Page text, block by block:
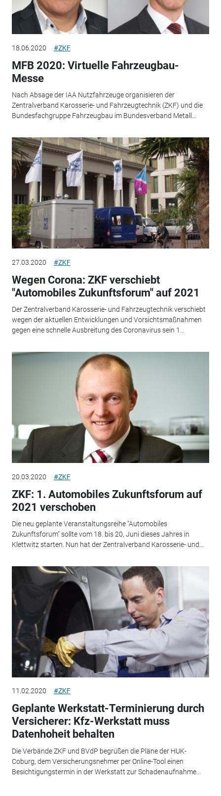
18.06.2020 #ZKF
MFB 2020: Virtuelle Fahrzeugbau-
Messe
Nach Absage der IAA Nutzfahrzeuge organisieren der
Zentralverband Karosserie- und Fahrzeugtechnik (ZKF) und die
Bundesfachgruppe Fahrzeugbau im Bundesverband Metall...
27.03.2020 #ZKF
Wegen Corona: ZKF verschiebt
"Automobiles Zukunftsforum" auf 2021
Der Zentralverband Karosserie- und Fahrzeugtechnik verschiebt
wegen der aktuellen Entwicklungen und Vorsichtsmaßnahmen
gegen eine schnelle Ausbreitung des Coronavirus sein 1...
20.03.2020 #ZKF
ZKF: 1. Automobiles Zukunftsforum auf
2021 verschoben
Die neu geplante Veranstaltungsreihe "Automobiles
Zukunftsforum" sollte vom 18. bis 20, Juni dieses Jahres in
Klettwitz starten. Nun hat der Zentralverband Karosserie- und...
11.02.2020 #ZKF
Geplante Werkstatt-Terminierung durch
Versicherer: Kfz-Werkstatt muss
Datenhoheit behalten
Die Verbände ZKF und BVdP begrüßen die Pläne der HUK-
Coburg, dem Versicherungsnehmer per Online-Tool einen
Besichtigungstermin in der Werkstatt zur Schadenaufnahme...